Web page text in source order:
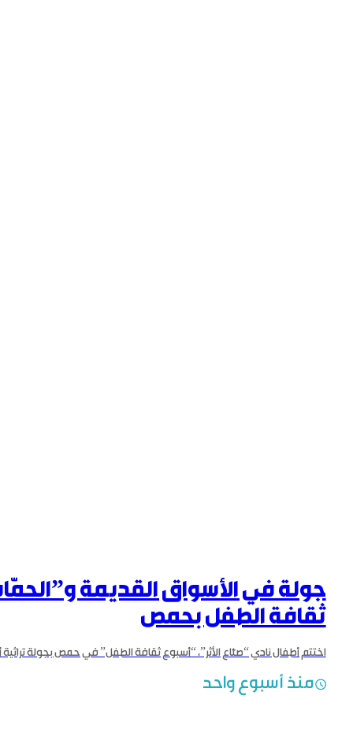
جولة في الأسواق القديمة
ثقافة الطفل بحمص
منذ أسبوع واحد